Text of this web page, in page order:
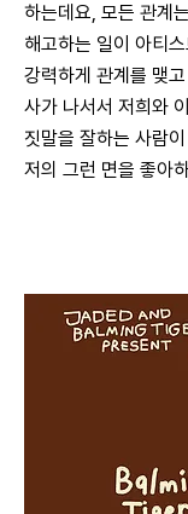
하는데요, 모든 관계
해고하는 일이 아티
강력하게 관계를 맺
사가 나서서 저희와
짓말을 잘하는 사람
저의 그런 면을 좋아